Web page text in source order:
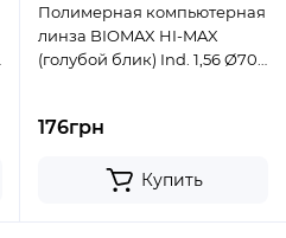
Полимерная компьютерная
линза BIOMAX HI-MAX
(голубой блик) Ind. 1,56 Ø70
176грн
Купить